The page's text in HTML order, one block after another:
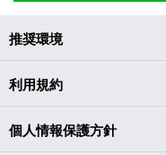
推奨環境
利用規約
個人情報保護方針